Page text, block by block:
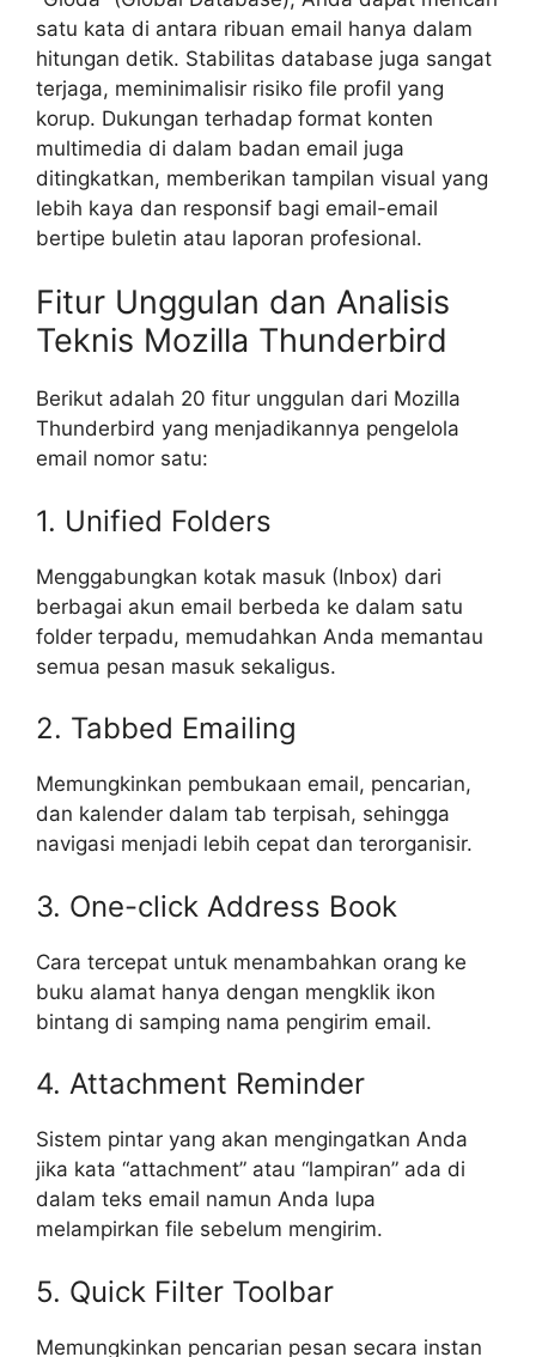
satu kata di antara ribuan email hanya dalam
hitungan detik. Stabilitas database juga sangat
terjaga, meminimalisir risiko file profil yang
korup. Dukungan terhadap format konten
multimedia di dalam badan email juga
ditingkatkan, memberikan tampilan visual yang
lebih kaya dan responsif bagi email-email
bertipe buletin atau laporan profesional.
Fitur Unggulan dan Analisis
Teknis Mozilla Thunderbird
Berikut adalah 20 fitur unggulan dari Mozilla
Thunderbird yang menjadikannya pengelola
email nomor satu:
1. Unified Folders
Menggabungkan kotak masuk (Inbox) dari
berbagai akun email berbeda ke dalam satu
folder terpadu, memudahkan Anda memantau
semua pesan masuk sekaligus.
2. Tabbed Emailing
Memungkinkan pembukaan email, pencarian,
dan kalender dalam tab terpisah, sehingga
navigasi menjadi lebih cepat dan terorganisir.
3. One-click Address Book
Cara tercepat untuk menambahkan orang ke
buku alamat hanya dengan mengklik ikon
bintang di samping nama pengirim email.
4. Attachment Reminder
Sistem pintar yang akan mengingatkan Anda
jika kata “attachment” atau “lampiran” ada di
dalam teks email namun Anda lupa
melampirkan file sebelum mengirim.
5. Quick Filter Toolbar
Memungkinkan pencarian pesan secara instan